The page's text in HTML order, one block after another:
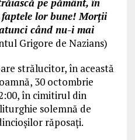
lor bune! Morţii
când nu-i mai
Grigore de Nazians)
strălucitor, în această
30 octombrie
în cimitirul din
solemnă de
răposaţi.